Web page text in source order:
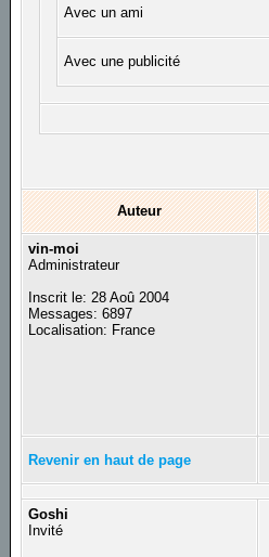
Avec un ami
Avec une publicité
Auteur
vin-moi
Administrateur
Inscrit le: 28 Aoû 2004
Messages: 6897
Localisation: France
Revenir en haut de page
Goshi
Invité